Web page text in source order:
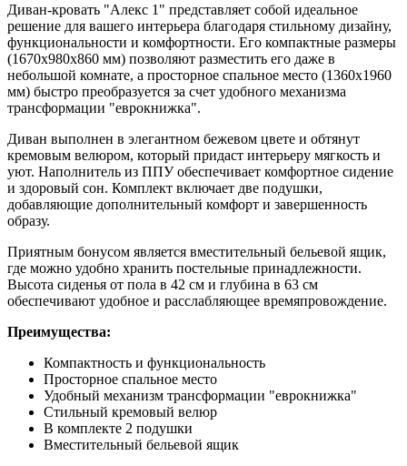
Диван-кровать "Алекс 1" представляет собой идеальное
решение для вашего интерьера благодаря стильному дизайну,
функциональности и комфортности. Его компактные размеры
(1670x980x860 мм) позволяют разместить его даже в
небольшой комнате, а просторное спальное место (1360x1960
мм) быстро преобразуется за счет удобного механизма
трансформации "еврокнижка".
Диван выполнен в элегантном бежевом цвете и обтянут
кремовым велюром, который придаст интерьеру мягкость и
уют. Наполнитель из ППУ обеспечивает комфортное сидение
и здоровый сон. Комплект включает две подушки,
добавляющие дополнительный комфорт и завершенность
образу.
Приятным бонусом является вместительный бельевой ящик,
где можно удобно хранить постельные принадлежности.
Высота сиденья от пола в 42 см и глубина в 63 см
обеспечивают удобное и расслабляющее времяпровождение.
Преимущества:
Компактность и функциональность
Просторное спальное место
Удобный механизм трансформации "еврокнижка"
Стильный кремовый велюр
В комплекте 2 подушки
Вместительный бельевой ящик